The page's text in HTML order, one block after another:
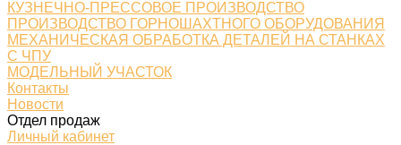
КУЗНЕЧНО-ПРЕССОВОЕ ПРОИЗВОДСТВО
ПРОИЗВОДСТВО ГОРНОШАХТНОГО ОБОРУДОВАНИЯ
МЕХАНИЧЕСКАЯ ОБРАБОТКА ДЕТАЛЕЙ НА СТАНКАХ
С ЧПУ
МОДЕЛЬНЫЙ УЧАСТОК
Контакты
Новости
Отдел продаж
Личный кабинет